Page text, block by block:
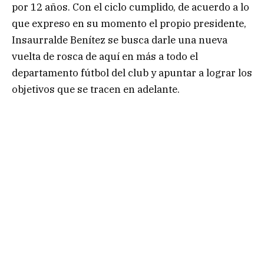
por 12 años. Con el ciclo cumplido, de acuerdo a lo
que expreso en su momento el propio presidente,
Insaurralde Benítez se busca darle una nueva
vuelta de rosca de aquí en más a todo el
departamento fútbol del club y apuntar a lograr los
objetivos que se tracen en adelante.